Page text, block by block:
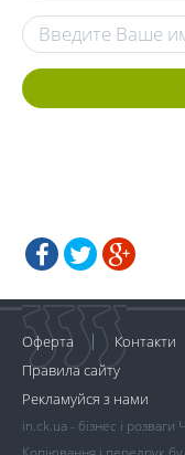
Оферта Контакти
Правила сайту
Рекламуйся з нами
in.ck.ua - бізнес і